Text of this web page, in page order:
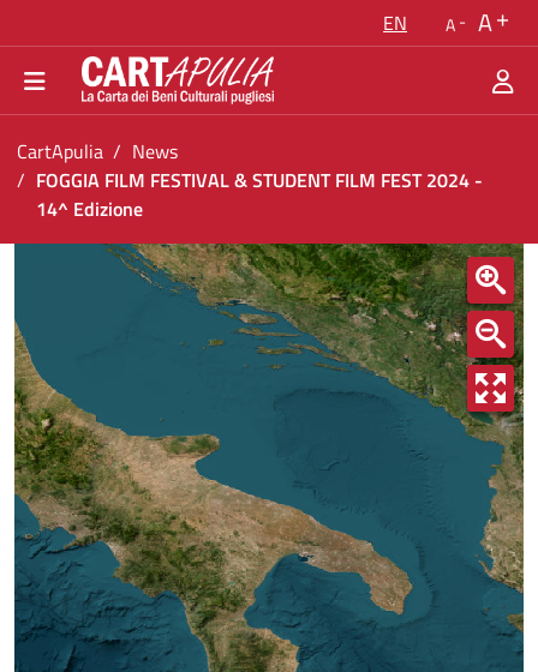
Go to navigation menu
Go to content
Go to the footer
EN A A
You are in:
CartApulia
News
FOGGIA FILM FESTIVAL & STUDENT FILM FEST 2024 -
14^ Edizione
FOGGIA FILM FESTIVAL &amp; STUDENT